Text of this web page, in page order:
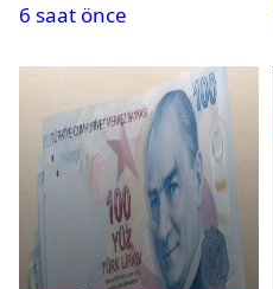
prim ve yardım
karar
6 saat önce